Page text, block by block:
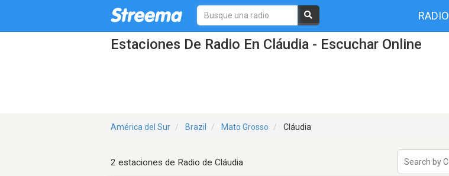
RADIO
Estaciones De Radio En Cláudia - Escuchar Online
América del Sur Brazil Mato Grosso Cláudia
2 estaciones de Radio de Cláudia